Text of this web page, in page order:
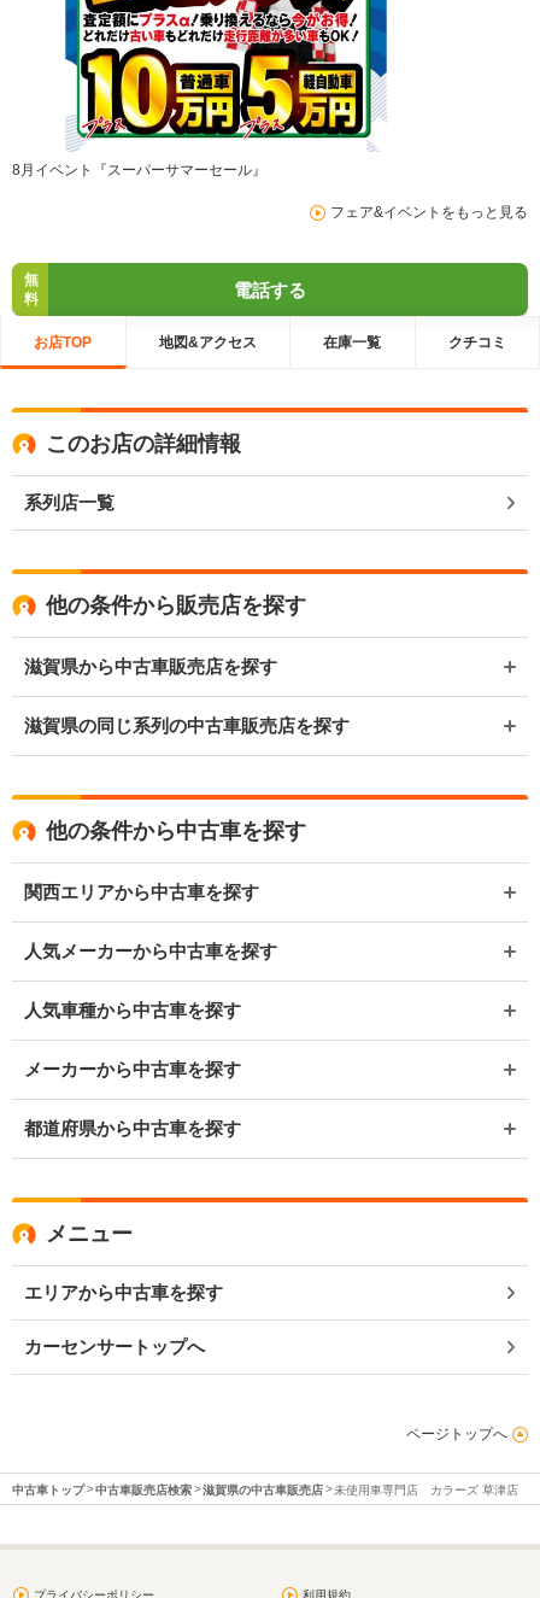
8月イベント『スーパーサマーセール』
フェア&イベントをもっと見る
無
料
電話する
お店TOP 地図&アクセス 在庫一覧 クチコミ
このお店の詳細情報
系列店一覧
他の条件から販売店を探す
滋賀県から中古車販売店を探す
滋賀県の同じ系列の中古車販売店を探す
他の条件から中古車を探す
関西エリアから中古車を探す
人気メーカーから中古車を探す
人気車種から中古車を探す
メーカーから中古車を探す
都道府県から中古車を探す
メニュー
エリアから中古車を探す
カーセンサートップへ
ページトップへ
中古車トップ 中古車販売店検索 滋賀県の中古車販売店 未使用車専門店 カラーズ 草津店
プライバシーポリシー 利用規約